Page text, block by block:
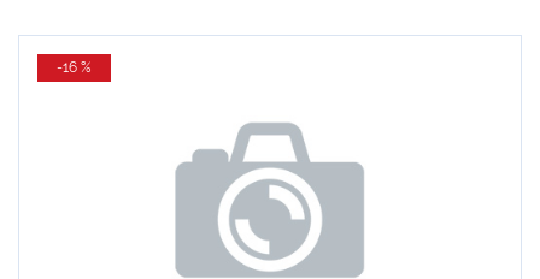
-16 %